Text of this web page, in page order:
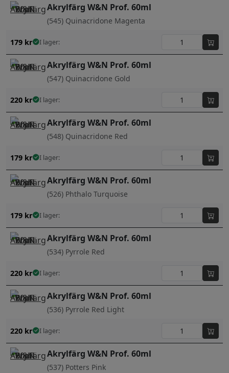
Akrylfärg W&N Prof. 60ml
(545) Quinacridone Magenta
179 kr I lager:
Akrylfärg W&N Prof. 60ml
(547) Quinacridone Gold
220 kr I lager:
Akrylfärg W&N Prof. 60ml
(548) Quinacridone Red
179 kr I lager:
Akrylfärg W&N Prof. 60ml
(526) Phthalo Turquoise
179 kr I lager:
Akrylfärg W&N Prof. 60ml
(534) Pyrrole Red
220 kr I lager:
Akrylfärg W&N Prof. 60ml
(536) Pyrrole Red Light
220 kr I lager:
Akrylfärg W&N Prof. 60ml
(537) Potters Pink